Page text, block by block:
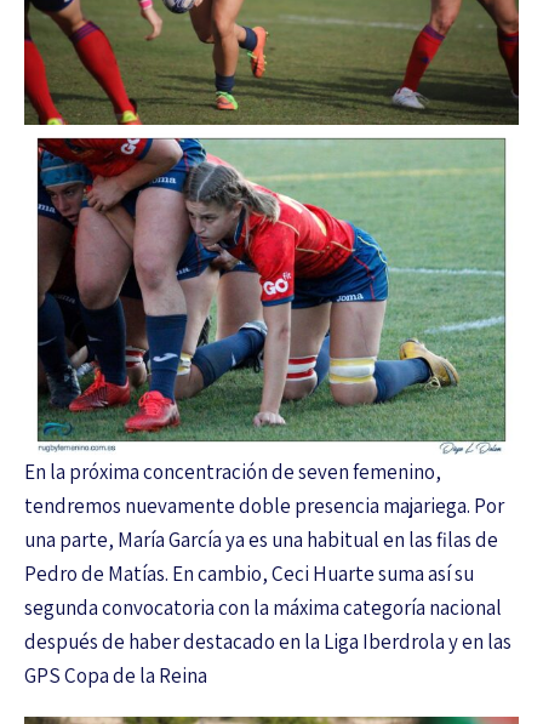
En la próxima concentración de seven femenino,
tendremos nuevamente doble presencia majariega. Por
una parte, María García ya es una habitual en las filas de
Pedro de Matías. En cambio, Ceci Huarte suma así su
segunda convocatoria con la máxima categoría nacional
después de haber destacado en la Liga Iberdrola y en las
GPS Copa de la Reina